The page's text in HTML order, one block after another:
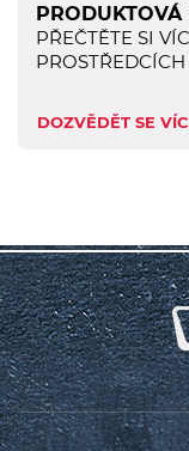
PRODUKTOVÁ
PŘEČTĚTE SI
PROSTŘEDCÍCH
DOZVĚDĚT SE